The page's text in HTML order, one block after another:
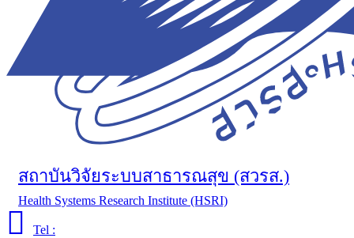
สถาบันวิจัยระบบสาธารณสุข (สวรส.)
Health Systems Research Institute (HSRI)
Tel :